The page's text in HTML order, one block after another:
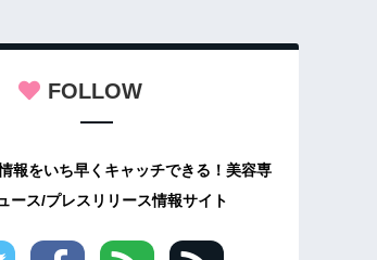
FOLLOW
報をいち早くキャッチできる！美容専
ース/プレスリリース情報サイト